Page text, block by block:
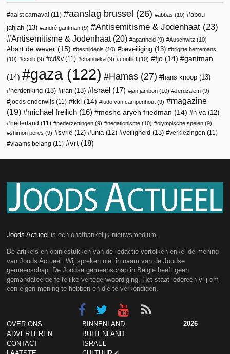
aalst carnaval (11) aanslag brussel (26) abbas (10)
abou
jahjah (13) andré gantman (9) Antisemitisme & Jodenhaat (23)
Antisemitisme & Jodenhaat(20) apartheid (9) Auschwitz (10)
bart de wever (15) besnijdenis (10) beveiliging (13)
brigitte herremans
(10)
ccojb (9) cd&v (11) chanoeka (9) conflict (10) fjo (14) gantman
(14) gaza(122) Hamas (27) hans knoop (13)
herdenking (13) iran (13) Israël (17) jan jambon (10) Jeruzalem (9)
joods onderwijs (11) kkl (14) ludo van campenhout (9)
magazine
(19)
michael freilich (16) moshe aryeh friedman (14) n-va (12)
nederland (11) nederzettingen (9) negationisme (10) olympische spelen (9)
shimon peres (9) syrië (12) unia (12) veiligheid (13) verkiezingen (11)
vlaams belang (11) vrt (18)
Joods Actueel is een onafhankelijk nieuwsmedium.
De artikels en opiniestukken van de redactie vertolken enkel de mening
van Joods Actueel. Wij spreken niet in naam van de Joodse
gemeenschap. De Joodse gemeenschap in België heeft geen
gemandateerde feitelijke vertegenwoordiging. Het staat iedereen vrij om
een eigen mening te hebben en die te verkondigen.
OVER ONS
ADVERTEREN
CONTACT
BINNENLAND
BUITENLAND
ISRAËL
2026